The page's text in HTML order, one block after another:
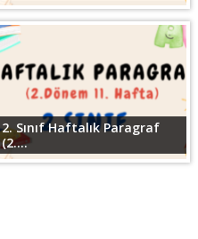
2. Sınıf Haftalık Paragraf
(2....